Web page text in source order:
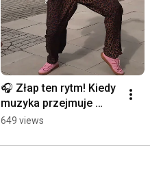
🎧 Złap ten rytm! Kiedy
muzyka przejmuje
kontrolę... 💃✨
649 views